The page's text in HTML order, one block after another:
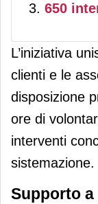
650
L’iniziativa
clienti e le
disposizione
ore di
interventi
sistemazione.
Supporto